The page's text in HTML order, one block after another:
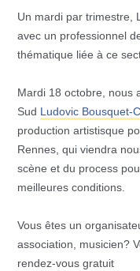
Un mardi par trimestre,
avec un professionnel
thématique liée à ce
Mardi 18 octobre, nous
Sud Ludovic Bousquet-
production artistisque
Rennes, qui viendra
scène et du process
meilleures conditions.
Vous êtes un
association, musicien?
rendez-vous gratuit